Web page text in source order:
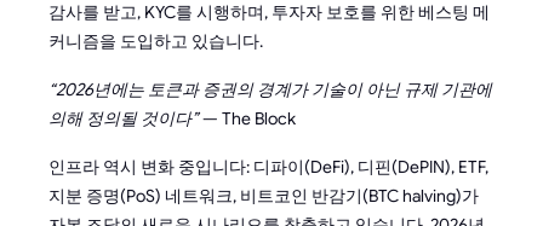
감사를 받고, KYC를 시행하며, 투자자 보호를 위한 베스팅 메
커니즘을 도입하고 있습니다.
“2026년에는 토큰과 증권의 경계가 기술이 아닌 규제 기관에
의해 정의될 것이다”— The Block
인프라 역시 변화 중입니다: 디파이(DeFi), 디핀(DePIN), ETF,
지분 증명(PoS) 네트워크, 비트코인 반감기(BTC halving)가